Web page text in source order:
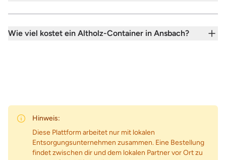
Wie viel kostet ein Altholz-Container in Ansbach?
Hinweis:
Diese Plattform arbeitet nur mit lokalen
Entsorgungsunternehmen zusammen. Eine Bestellung
findet zwischen dir und dem lokalen Partner vor Ort zu